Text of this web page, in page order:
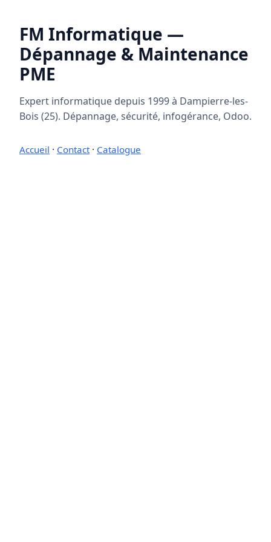
FM Informatique —
Dépannage & Maintenance
PME
Expert informatique depuis 1999 à Dampierre-les-
Bois (25). Dépannage, sécurité, infogérance, Odoo.
Accueil · Contact· Catalogue